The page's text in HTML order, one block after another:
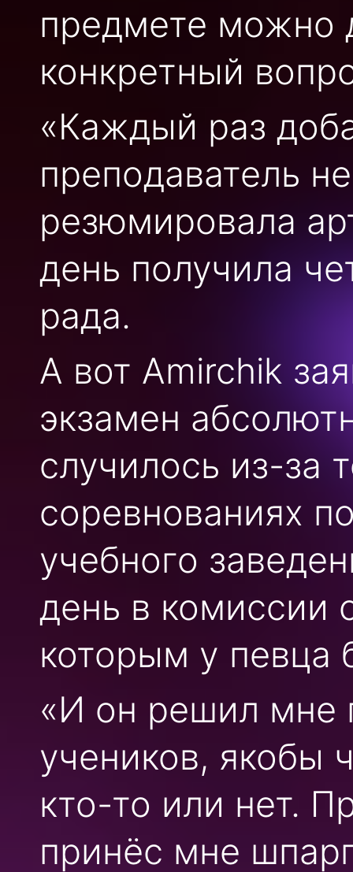
предмете можно
конкретный
«Каждый раз
преподаватель
резюмировала
день получила
рада.
А вот Amirchik
экзамен
случилось из-за
соревнованиях
учебного
день в комиссии
которым у певца
«И он решил
учеников, якобы
кто-то или нет.
принёс мне